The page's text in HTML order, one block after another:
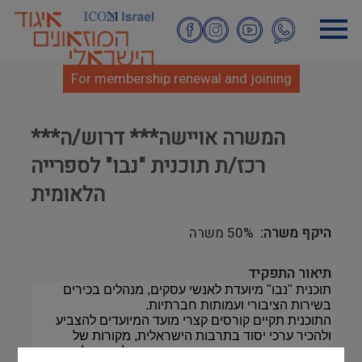
Skip
For membership renewal and joining
***המשרה אויישה*** דרוש/ה
רכז/ת תוכנית "נבו" לספרייה
הלאומית
היקף משרה 50% משרה
תיאור התפקיד
תוכנית "נבו" מיועדת לאנשי עסקים, מנהלים בכירים
בשירות הציבורי ועמותות חברתיות.
התוכנית תקיים קורסים קצרי מועד המיועדים להצביע
ולהכיר ערכי יסוד בתרבות הישראלית, מקורות של
תרבות, רוח והשראה, המרחיבים את כלי הניהול,